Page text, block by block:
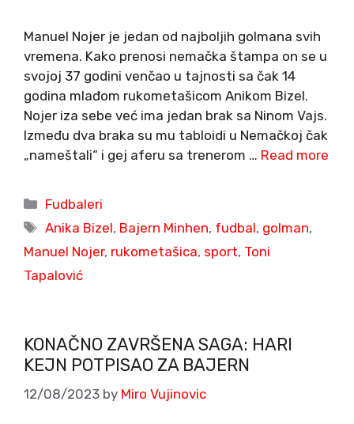
Manuel Nojer je jedan od najboljih golmana svih
vremena. Kako prenosi nemačka štampa on se u
svojoj 37 godini venčao u tajnosti sa čak 14
godina mlađom rukometašicom Anikom Bizel.
Nojer iza sebe već ima jedan brak sa Ninom Vajs.
Između dva braka su mu tabloidi u Nemačkoj čak
„nameštali“ i gej aferu sa trenerom … Read more
Categories
Fudbaleri
Tags
Anika Bizel, Bajern Minhen, fudbal, golman,
Manuel Nojer, rukometašica, sport, Toni
Tapalović
KONAČNO ZAVRŠENA SAGA: HARI
KEJN POTPISAO ZA BAJERN
12/08/2023 by Miro Vujinovic